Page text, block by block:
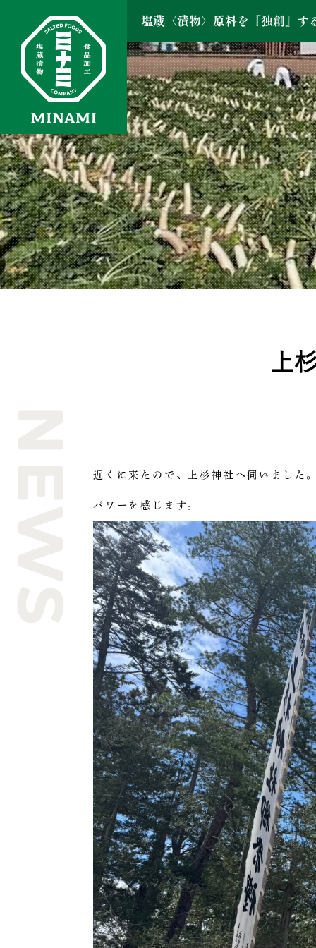
塩蔵〈漬物〉原料を『独創』す
上
近くに来たので、上杉神社へ伺いました
パワーを感じます。